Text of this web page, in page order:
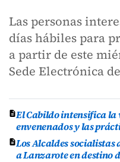
Las personas
días hábiles para
a partir de este
Sede Electrónica
El Cabildo intensifica
envenenados y las
Los Alcaldes
a Lanzarote en destino